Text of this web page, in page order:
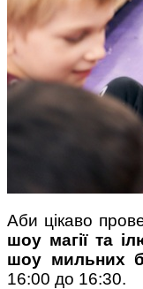
Аби цікаво
шоу магії та
шоу мильних
16:00 до 16:30.